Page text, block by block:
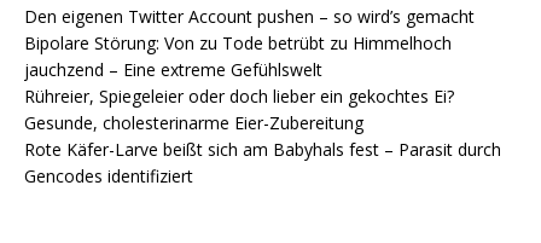
Den eigenen Twitter Account pushen – so wird’s gemacht
Bipolare Störung: Von zu Tode betrübt zu Himmelhoch
jauchzend – Eine extreme Gefühlswelt
Rühreier, Spiegeleier oder doch lieber ein gekochtes Ei?
Gesunde, cholesterinarme Eier-Zubereitung
Rote Käfer-Larve beißt sich am Babyhals fest – Parasit durch
Gencodes identifiziert